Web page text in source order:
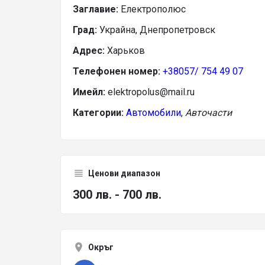
Заглавие: Електрополюс
Град: Украйна, Днепропетровск
Адрес: Харьков
Телефонен номер: +38057/ 754 49 07
Имейл: elektropolus@mail.ru
Категории: Автомобили, Авточасти
Ценови диапазон
300 лв. - 700 лв.
Окръг